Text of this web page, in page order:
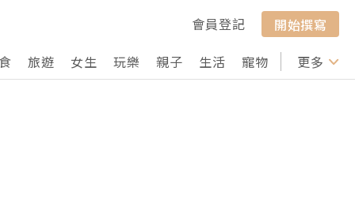
會員登記
開始撰寫
旅遊 女生 玩樂 親子 生活 寵物 行山 打卡
更多